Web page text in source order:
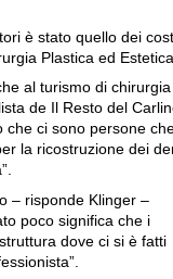
è stato quello dei
Plastica ed
al turismo di chirurgia
de Il Resto del
che ci sono persone
la ricostruzione dei
– risponde Klinger –
poco significa che i
dove ci si è fatti